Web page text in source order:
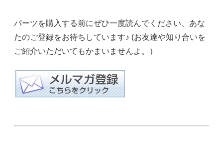
パーツを購入する前にぜひ一度読んでください、あな
たのご登録をお待ちしています♪ (お友達や知り合いを
ご紹介いただいてもかまいませんよ。）